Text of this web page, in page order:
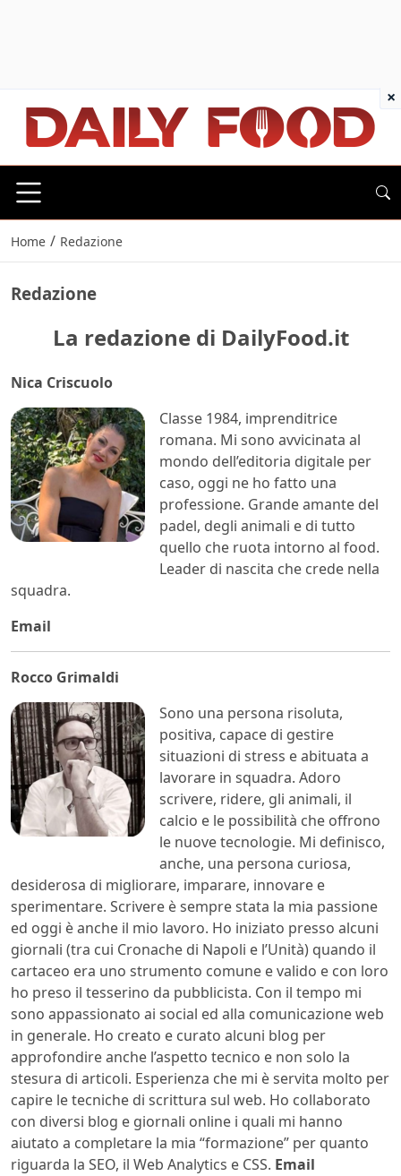
Home / Redazione
Redazione
La redazione di DailyFood.it
Nica Criscuolo
Classe 1984, imprenditrice
romana. Mi sono avvicinata al
mondo dell’editoria digitale per
caso, oggi ne ho fatto una
professione. Grande amante del
padel, degli animali e di tutto
quello che ruota intorno al food.
Leader di nascita che crede nella
squadra.
Email
Rocco Grimaldi
Sono una persona risoluta,
positiva, capace di gestire
situazioni di stress e abituata a
lavorare in squadra. Adoro
scrivere, ridere, gli animali, il
calcio e le possibilità che offrono
le nuove tecnologie. Mi definisco,
anche, una persona curiosa,
desiderosa di migliorare, imparare, innovare e
sperimentare. Scrivere è sempre stata la mia passione
ed oggi è anche il mio lavoro. Ho iniziato presso alcuni
giornali (tra cui Cronache di Napoli e l’Unità) quando il
cartaceo era uno strumento comune e valido e con loro
ho preso il tesserino da pubblicista. Con il tempo mi
sono appassionato ai social ed alla comunicazione web
in generale. Ho creato e curato alcuni blog per
approfondire anche l’aspetto tecnico e non solo la
stesura di articoli. Esperienza che mi è servita molto per
capire le tecniche di scrittura sul web. Ho collaborato
con diversi blog e giornali online i quali mi hanno
aiutato a completare la mia “formazione” per quanto
riguarda la SEO, il Web Analytics e CSS. Email
×